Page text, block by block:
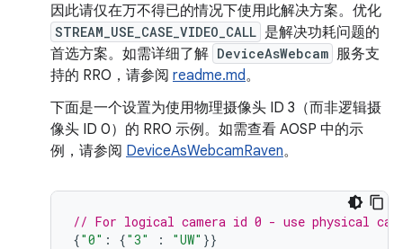
因此请仅在万不得已的情况下使用此解决方案。优化
STREAM_USE_CASE_VIDEO_CALL 是解决功耗问题的
首选方案。如需详细了解 DeviceAsWebcam 服务支
持的 RRO，请参阅 readme.md。
下面是一个设置为使用物理摄像头 ID 3（而非逻辑摄
像头 ID 0）的 RRO 示例。如需查看 AOSP 中的示
例，请参阅 DeviceAsWebcamRaven。
// For logical camera id 0 - use physical
{"0" : {"3" : "UW" }}